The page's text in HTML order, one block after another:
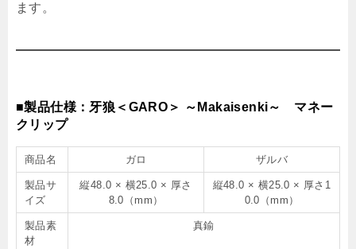
ます。
■製品仕様：牙狼＜GARO＞ ～Makaisenki～ マネー
クリップ
商品名 ガロ ザルバ
製品サ
イズ
縦48.0 × 横25.0 × 厚さ
8.0（mm）
縦48.0 × 横25.0 × 厚さ1
0.0（mm）
製品素
材
真鍮